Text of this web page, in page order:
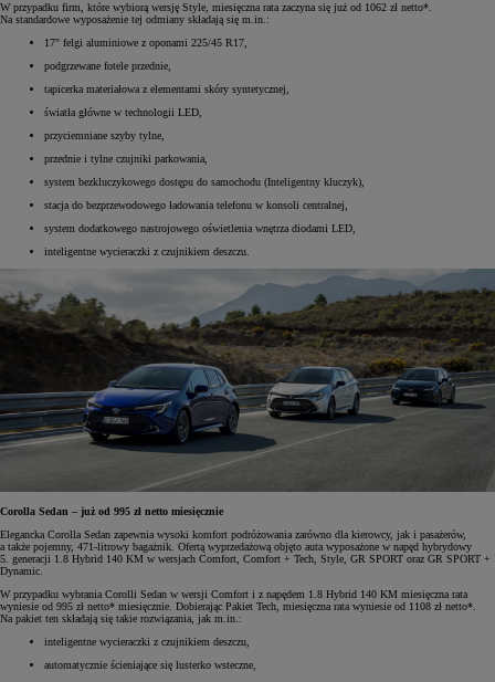
W przypadku firm, które wybiorą wersję Style, miesięczna rata zaczyna się już od 1062 zł netto*.
Na standardowe wyposażenie tej odmiany składają się m.in.:
17" felgi aluminiowe z oponami 225/45 R17,
podgrzewane fotele przednie,
tapicerka materiałowa z elementami skóry syntetycznej,
światła główne w technologii LED,
przyciemniane szyby tylne,
przednie i tylne czujniki parkowania,
system bezkluczykowego dostępu do samochodu (Inteligentny kluczyk),
stacja do bezprzewodowego ładowania telefonu w konsoli centralnej,
system dodatkowego nastrojowego oświetlenia wnętrza diodami LED,
inteligentne wycieraczki z czujnikiem deszczu.
Corolla Sedan – już od 995 zł netto miesięcznie
Elegancka Corolla Sedan zapewnia wysoki komfort podróżowania zarówno dla kierowcy, jak i pasażerów,
a także pojemny, 471-litrowy bagażnik. Ofertą wyprzedażową objęto auta wyposażone w napęd hybrydowy
5. generacji 1.8 Hybrid 140 KM w wersjach Comfort, Comfort + Tech, Style, GR SPORT oraz GR SPORT +
Dynamic.
W przypadku wybrania Corolli Sedan w wersji Comfort i z napędem 1.8 Hybrid 140 KM miesięczna rata
wyniesie od 995 zł netto* miesięcznie. Dobierając Pakiet Tech, miesięczna rata wyniesie od 1108 zł netto*.
Na pakiet ten składają się takie rozwiązania, jak m.in.:
inteligentne wycieraczki z czujnikiem deszczu,
automatycznie ścieniające się lusterko wsteczne,